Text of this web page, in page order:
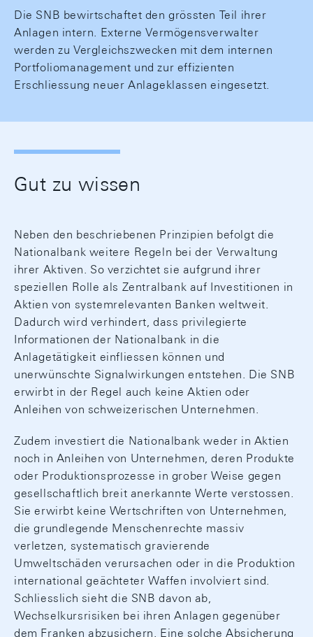
Die SNB bewirtschaftet den grössten Teil ihrer
Anlagen intern. Externe Vermögensverwalter
werden zu Vergleichszwecken mit dem internen
Portfoliomanagement und zur effizienten
Erschliessung neuer Anlageklassen eingesetzt.
Gut zu wissen
Neben den beschriebenen Prinzipien befolgt die
Nationalbank weitere Regeln bei der Verwaltung
ihrer Aktiven. So verzichtet sie aufgrund ihrer
speziellen Rolle als Zentralbank auf Investitionen in
Aktien von systemrelevanten Banken weltweit.
Dadurch wird verhindert, dass privilegierte
Informationen der Nationalbank in die
Anlagetätigkeit einfliessen können und
unerwünschte Signalwirkungen entstehen. Die SNB
erwirbt in der Regel auch keine Aktien oder
Anleihen von schweizerischen Unternehmen.
Zudem investiert die Nationalbank weder in Aktien
noch in Anleihen von Unternehmen, deren Produkte
oder Produktionsprozesse in grober Weise gegen
gesellschaftlich breit anerkannte Werte verstossen.
Sie erwirbt keine Wertschriften von Unternehmen,
die grundlegende Menschenrechte massiv
verletzen, systematisch gravierende
Umweltschäden verursachen oder in die Produktion
international geächteter Waffen involviert sind.
Schliesslich sieht die SNB davon ab,
Wechselkursrisiken bei ihren Anlagen gegenüber
dem Franken abzusichern. Eine solche Absicherung